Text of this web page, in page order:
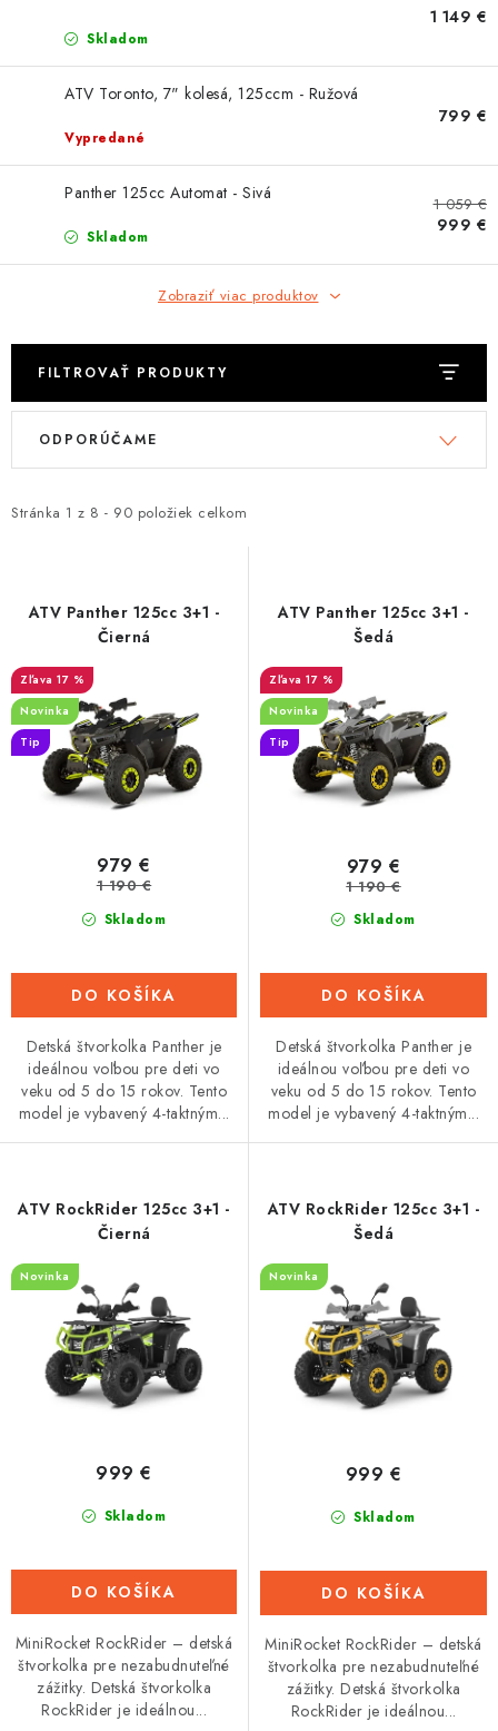
MONTÁŽNE SLUŽBY
Tabuľky veľkostí odevov, prilieb a obuvi rôznych značiek
Skladom
1 149 €
ATV Toronto, 7" kolesá, 125ccm - Ružová
Vypredané
799 €
Panther 125cc Automat - Sivá
Skladom
1 059 €
999 €
Zobraziť viac produktov
FILTROVAŤ PRODUKTY
V
i
d
u
k
t
Stránka 1 z 8 - 90 položiek celkom
R
e
r
o
d
u
ODPORÚČAME
ATV Panther 125cc 3+1 -
Čierná
17 %
Novinka
Tip
Skladom
979 €
1 190 €
DO KOŠÍKA
Detská štvorkolka Panther je
ideálnou voľbou pre deti vo
veku od 5 do 15 rokov. Tento
model je vybavený 4-taktným...
ATV Panther 125cc 3+1 -
Šedá
17 %
Novinka
Tip
Skladom
979 €
1 190 €
DO KOŠÍKA
Detská štvorkolka Panther je
ideálnou voľbou pre deti vo
veku od 5 do 15 rokov. Tento
model je vybavený 4-taktným...
ATV RockRider 125cc 3+1 -
Čierná
Novinka
Skladom
999 €
DO KOŠÍKA
MiniRocket RockRider – detská
štvorkolka pre nezabudnuteľné
zážitky. Detská štvorkolka
RockRider je ideálnou...
ATV RockRider 125cc 3+1 -
Šedá
Novinka
Skladom
999 €
DO KOŠÍKA
MiniRocket RockRider – detská
štvorkolka pre nezabudnuteľné
zážitky. Detská štvorkolka
RockRider je ideálnou...